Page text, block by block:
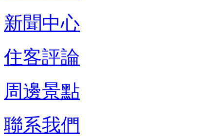
新聞中心
住客評論
周邊景點
聯系我們